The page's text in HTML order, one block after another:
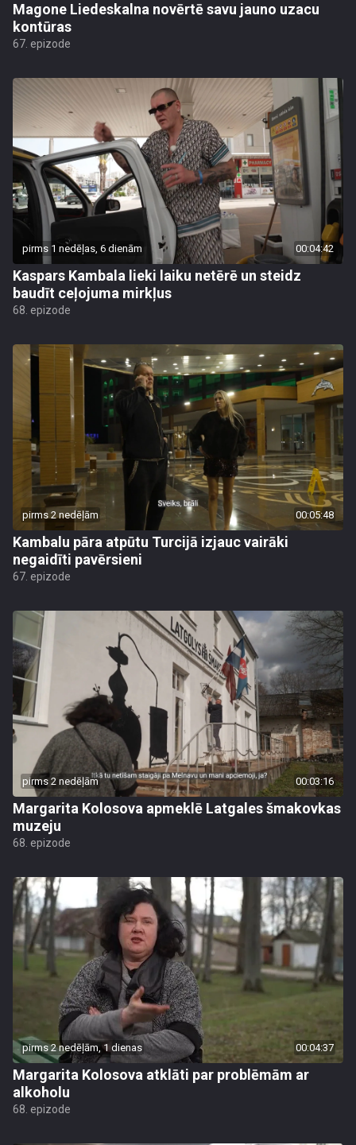
Magone Liedeskalna novērtē savu jauno uzacu
kontūras
67. epizode
pirms 1 nedēļas, 6 dienām 00:04:42
Kaspars Kambala lieki laiku netērē un steidz
baudīt ceļojuma mirkļus
68. epizode
pirms 2 nedēļām 00:05:48
Kambalu pāra atpūtu Turcijā izjauc vairāki
negaidīti pavērsieni
67. epizode
pirms 2 nedēļām 00:03:16
Margarita Kolosova apmeklē Latgales šmakovkas
muzeju
68. epizode
pirms 2 nedēļām, 1 dienas 00:04:37
Margarita Kolosova atklāti par problēmām ar
alkoholu
68. epizode